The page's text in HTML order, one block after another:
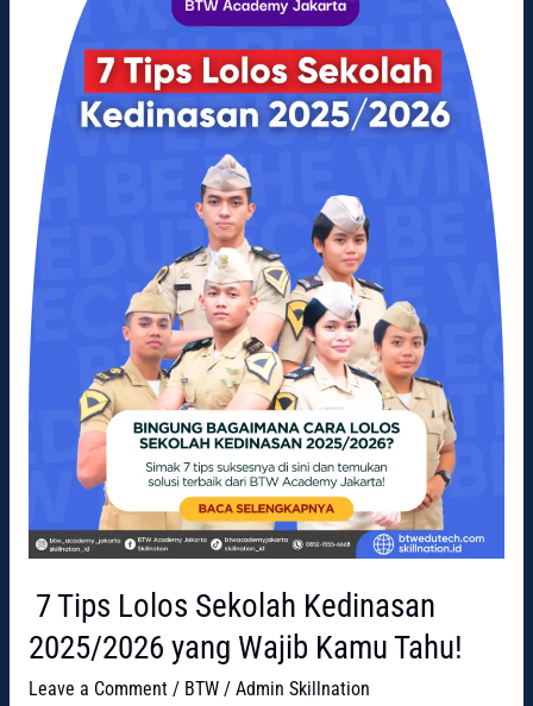
7 Tips Lolos Sekolah Kedinasan
2025/2026 yang Wajib Kamu Tahu!
Leave a Comment / BTW/ Admin Skillnation
Sekolah
Kedinasan
2025/2026
yang
Wajib
Kamu
Tahu!